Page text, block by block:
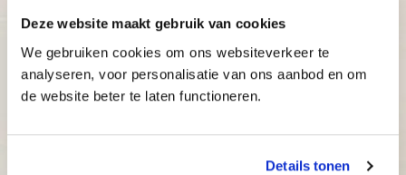
Deze website maakt gebruik van cookies
We gebruiken cookies om ons websiteverkeer te
analyseren, voor personalisatie van ons aanbod en om
de website beter te laten functioneren.
Details tonen